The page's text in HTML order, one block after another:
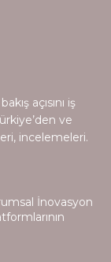
açısını iş
ve
incelemeleri.
İnovasyon